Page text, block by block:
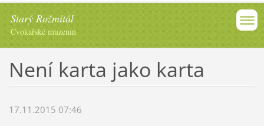
Starý Rožmitál
Cvokařské muzeum
Není karta jako karta
17.11.2015 07:46